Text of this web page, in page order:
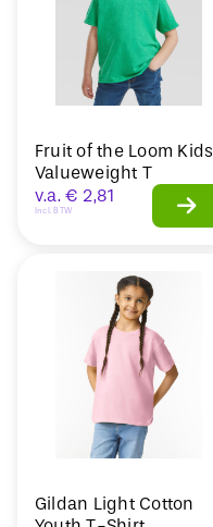
Fruit of the Loom Kids
Valueweight T
v.a. € 2,81
Incl. BTW
Gildan Light Cotton